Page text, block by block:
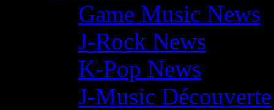
Game Music News
J-Rock News
K-Pop News
J-Music Découverte